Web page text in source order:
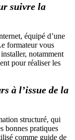
suivre la
équipé d’une
formateur vous
notamment
pour réaliser les
à l’issue de la
structuré, qui
bonnes pratiques
comme guide de